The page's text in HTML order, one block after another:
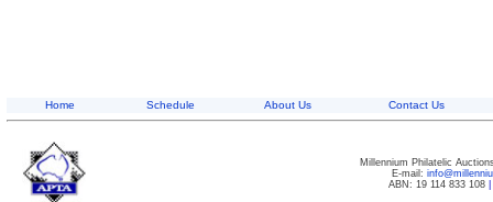
Home Schedule About Us Contact Us
Millennium Philatelic
E-mail:
ABN: 19 114 833 108|